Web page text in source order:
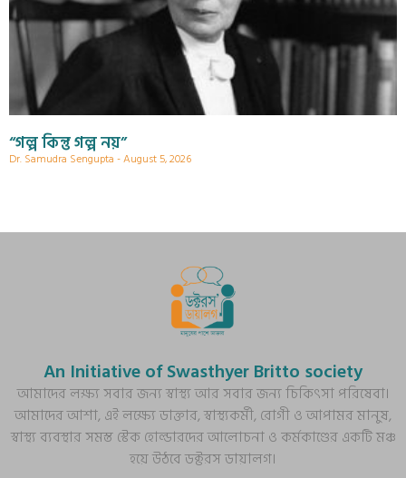
“গল্প কিন্তু গল্প নয়”
Dr. Samudra Sengupta August 5, 2026
An Initiative of Swasthyer Britto society
আমাদের লক্ষ্য সবার জন্য স্বাস্থ্য আর সবার জন্য চিকিৎসা পরিষেবা।
আমাদের আশা, এই লক্ষ্যে ডাক্তার, স্বাস্থ্যকর্মী, রোগী ও আপামর মানুষ,
স্বাস্থ্য ব্যবস্থার সমস্ত স্টেক হোল্ডারদের আলোচনা ও কর্মকাণ্ডের একটি মঞ্চ
হয়ে উঠবে ডক্টরস ডায়ালগ।